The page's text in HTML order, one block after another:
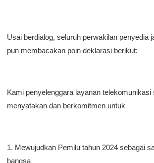
Usai berdialog, seluruh perwakilan penyedia
pun membacakan poin deklarasi berikut:
Kami penyelenggara layanan telekomunikasi
menyatakan dan berkomitmen untuk
1. Mewujudkan Pemilu tahun 2024 sebagai
bangsa